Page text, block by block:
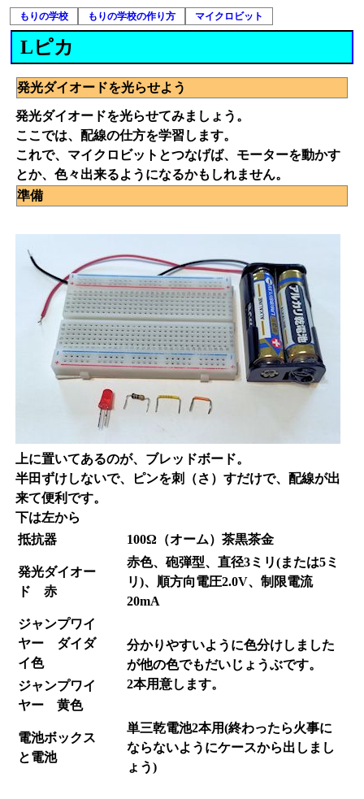
もりの学校 もりの学校の作り方 マイクロビット
Lピカ
発光ダイオードを光らせよう
発光ダイオードを光らせてみましょう。
ここでは、配線の仕方を学習します。
これで、マイクロビットとつなげば、モーターを動かす
とか、色々出来るようになるかもしれません。
準備
上に置いてあるのが、ブレッドボード。
半田ずけしないで、ピンを刺（さ）すだけで、配線が出
来て便利です。
下は左から
抵抗器
100Ω（オーム）茶黒茶金
発光ダイオー
ド 赤
赤色、砲弾型、直径3ミリ(または5ミ
リ)、順方向電圧2.0V、制限電流
20mA
ジャンプワイ
ヤー ダイダ
イ色
分かりやすいように色分けしました
が他の色でもだいじょうぶです。
2本用意します。
ジャンプワイ
ヤー 黄色
電池ボックス
と電池
単三乾電池2本用(終わったら火事に
ならないようにケースから出しまし
ょう)